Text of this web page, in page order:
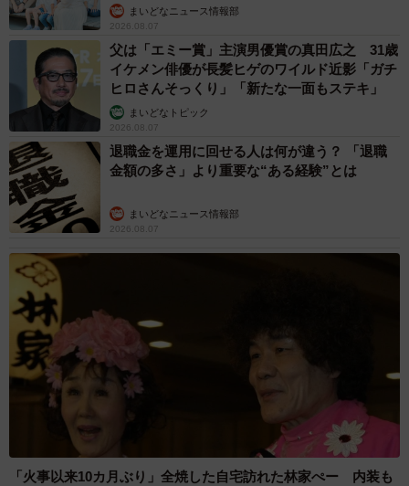
まいどなニュース情報部
2026.08.07
父は「エミー賞」主演男優賞の真田広之 31歳
イケメン俳優が長髪ヒゲのワイルド近影「ガチ
ヒロさんそっくり」「新たな一面もステキ」
まいどなトピック
2026.08.07
退職金を運用に回せる人は何が違う？ 「退職
金額の多さ」より重要な“ある経験”とは
まいどなニュース情報部
2026.08.07
「火事以来10カ月ぶり」全焼した自宅訪れた林家ぺー 内装も